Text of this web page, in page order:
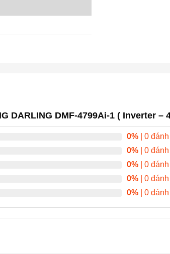
DARLING DMF-4799Ai-1 ( Inverter –
0% | 0
0% | 0
0% | 0
0% | 0
0% | 0